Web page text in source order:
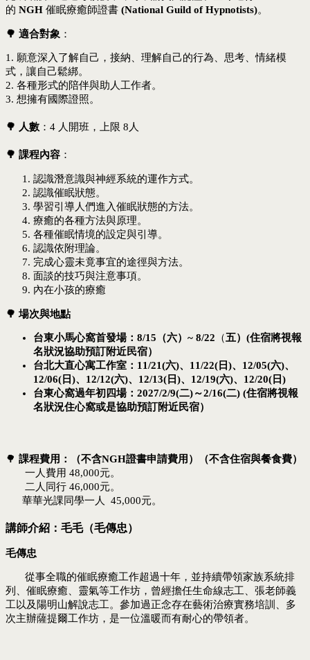
的 NGH 催眠療癒師證書 (National Guild of Hypnotists)。
🌳 適合對象 ：
1. 願意深入了解自己，接納、理解自己的行為、思考、情緒模
式，讓自己鬆綁。
2. 各種形式的陪伴與助人工作者。
3. 想擁有國際證照。
🌳 人數 ：4 人開班，上限 8人
🌳 課程內容 ：
認識潛意識與神經系統的運作方式。
認識催眠狀態。
學習引導人們進入催眠狀態的方法。
療癒的各種方法與原理。
各種催眠情境的設定與引導。
認識依附理論。
完成心靈未竟事宜的途徑與方法。
面談的技巧與注意事項。
內在小孩的療癒
🌳場次與地點
台東小馬心窩首發場：8/15（六）~ 8/22 （五）(住宿將視報
名狀況協助預訂附近民宿）
台北大直心寓工作室：11/21(六)、11/22(日)、 12/05(六)、
12/06(日)、 12/12(六)、12/13(日)、 12/19(六)、12/20(日)
台東心窩過年初四場：2027/2/9(二)～2/16(二) (住宿將視報
名狀況住心窩或是協助預訂附近民宿）
🌳 課程費用：（不含NGH證書申請費用）（不含住宿與餐食費）
一人費用 48,000元。
二人同行 46,000元。
華華光課同學一人 45,000元。
講師介紹：毛毛（毛傳忠）
毛傳忠
從事全職的催眠療癒工作超過十年，並持續帶領家族系統排
列、催眠療癒、靈氣等工作坊，曾經擔任生命線志工、張老師義
工以及陽明山解說志工。參加過正念存在藝術治療實務培訓、多
次主辦薩提爾工作坊，是一位溫暖而有耐心的帶領者。